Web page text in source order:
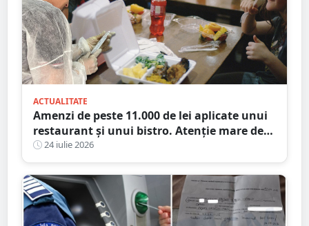
ACTUALITATE
Amenzi de peste 11.000 de lei aplicate unui
restaurant și unui bistro. Atenție mare de
unde mâncați
24 iulie 2026